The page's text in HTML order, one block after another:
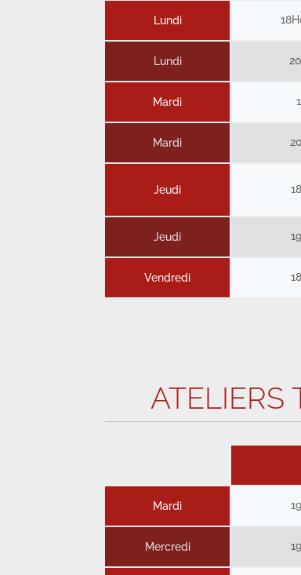
Lundi
Lundi
Mardi
Mardi
Jeudi
Jeudi
Vendredi
Mardi
Mercredi